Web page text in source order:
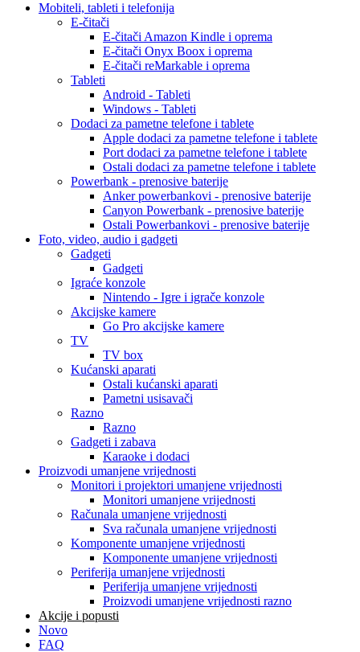
Mobiteli, tableti i telefonija
E-čitači
E-čitači Amazon Kindle i oprema
E-čitači Onyx Boox i oprema
E-čitači reMarkable i oprema
Tableti
Android - Tableti
Windows - Tableti
Dodaci za pametne telefone i tablete
Apple dodaci za pametne telefone i tablete
Port dodaci za pametne telefone i tablete
Ostali dodaci za pametne telefone i tablete
Powerbank - prenosive baterije
Anker powerbankovi - prenosive baterije
Canyon Powerbank - prenosive baterije
Ostali Powerbankovi - prenosive baterije
Foto, video, audio i gadgeti
Gadgeti
Gadgeti
Igraće konzole
Nintendo - Igre i igrače konzole
Akcijske kamere
Go Pro akcijske kamere
TV
TV box
Kućanski aparati
Ostali kućanski aparati
Pametni usisavači
Razno
Razno
Gadgeti i zabava
Karaoke i dodaci
Proizvodi umanjene vrijednosti
Monitori i projektori umanjene vrijednosti
Monitori umanjene vrijednosti
Računala umanjene vrijednosti
Sva računala umanjene vrijednosti
Komponente umanjene vrijednosti
Komponente umanjene vrijednosti
Periferija umanjene vrijednosti
Periferija umanjene vrijednosti
Proizvodi umanjene vrijednosti razno
Akcije i popusti
Novo
FAQ